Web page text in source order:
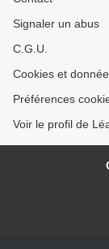
Signaler un abus
C.G.U.
Cookies et
Préférences
Voir le profil de